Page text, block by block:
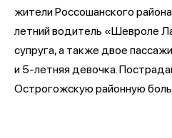
жители Россошанского
летний водитель «Шевроле
супруга, а также двое
и 5-летняя девочка.
Острогожскую районную